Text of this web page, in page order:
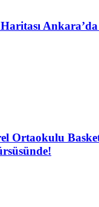
Ortaokulu